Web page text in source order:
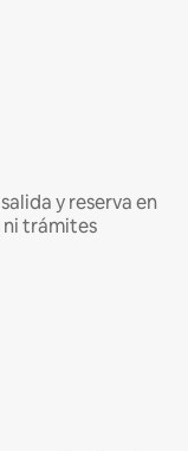
y reserva en
ni trámites